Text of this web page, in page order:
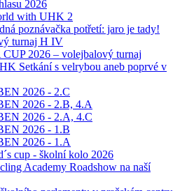
2026
with UHK 2
poznávačka potřetí: jaro je tady!
turnaj H IV
2026 – volejbalový turnaj
Setkání s velrybou aneb poprvé v
2026 - 2.C
2026 - 2.B, 4.A
2026 - 2.A, 4.C
2026 - 1.B
2026 - 1.A
cup - školní kolo 2026
Academy Roadshow na naší